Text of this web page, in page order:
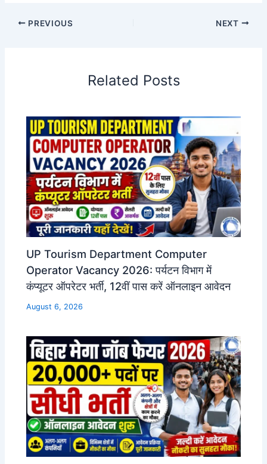
PREVIOUS NEXT
Related Posts
UP Tourism Department Computer
Operator Vacancy 2026: पर्यटन विभाग में
कंप्यूटर ऑपरेटर भर्ती, 12वीं पास करें ऑनलाइन आवेदन
August 6, 2026